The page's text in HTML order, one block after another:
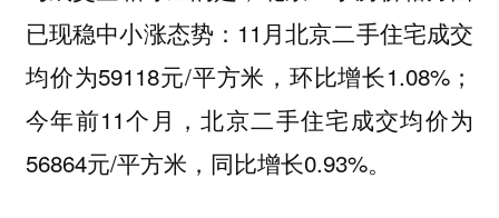
已现稳中小涨态势：11月北京二手住宅成交
均价为59118元/平方米，环比增长1.08%；
今年前11个月，北京二手住宅成交均价为
56864元/平方米，同比增长0.93%。